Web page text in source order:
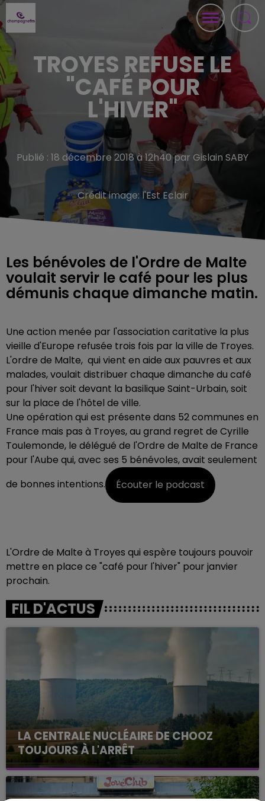
TROYES REFUSE LE
"CAFÉ POUR
L'HIVER"
Publié : 18 décembre 2018 à 12h40 par Gislain SABY
Crédit image:l'Est Eclair
Les bénévoles de l'Ordre de Malte
voulait servir le café pour les plus
démunis chaque dimanche matin.
Une action menée par l'association caritative la plus
vieille d'Europe refusée trois fois par la ville de Troyes.
L'ordre de Malte, qui vient en aide aux pauvres et aux
malades, voulait distribuer chaque dimanche du café
pour l'hiver soit devant la basilique Saint-Urbain, soit
sur la place de l'hôtel de ville.
Une opération qui est présente dans 52 communes en
France mais pas à Troyes, au grand regret de Cyrille
Toulemonde, le délégué de l'Ordre de Malte de France
pour l'Aube qui, avec ses 5 bénévoles, avait seulement
de bonnes intentions.
Écouter le podcast
L'Ordre de Malte à Troyes qui espère toujours pouvoir
mettre en place ce "café pour l'hiver" pour janvier
prochain.
FIL D'ACTUS
LA CENTRALE NUCLÉAIRE DE CHOOZ
TOUJOURS À L'ARRÊT
Cela fait déjà une semaine que la centrale
nucléaire ardennaise est à l'arrêt. Une situation
justifiée par la sécheresse intense qui est toujours